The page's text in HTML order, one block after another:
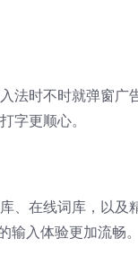
法时不时就弹窗广
字更顺心。
、在线词库，以及
入体验更加流畅。